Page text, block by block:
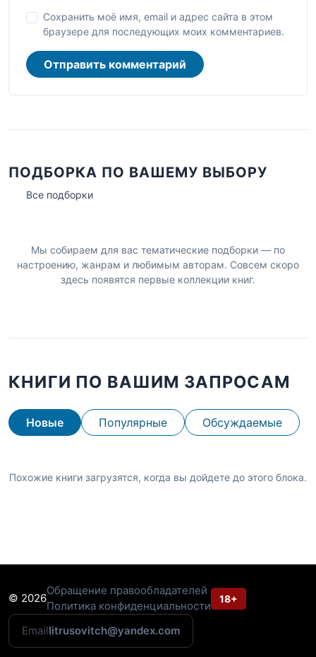
Сохранить моё имя, email и адрес сайта в этом
браузере для последующих моих комментариев.
Отправить комментарий
ПОДБОРКА ПО ВАШЕМУ ВЫБОРУ
Все подборки
Мы собираем для вас тематические подборки — по
настроению, жанрам и любимым авторам. Совсем скоро
здесь появятся первые коллекции книг.
КНИГИ ПО ВАШИМ ЗАПРОСАМ
Новые Популярные Обсуждаемые
Похожие книги загрузятся, когда вы дойдете до этого блока.
© 2026
Обращение правообладателей
Политика конфиденциальности
18+
Emaillitrusovitch@yandex.com